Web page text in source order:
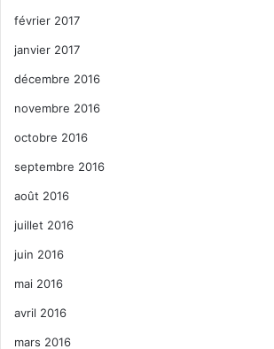
février 2017
janvier 2017
décembre 2016
novembre 2016
octobre 2016
septembre 2016
août 2016
juillet 2016
juin 2016
mai 2016
avril 2016
mars 2016